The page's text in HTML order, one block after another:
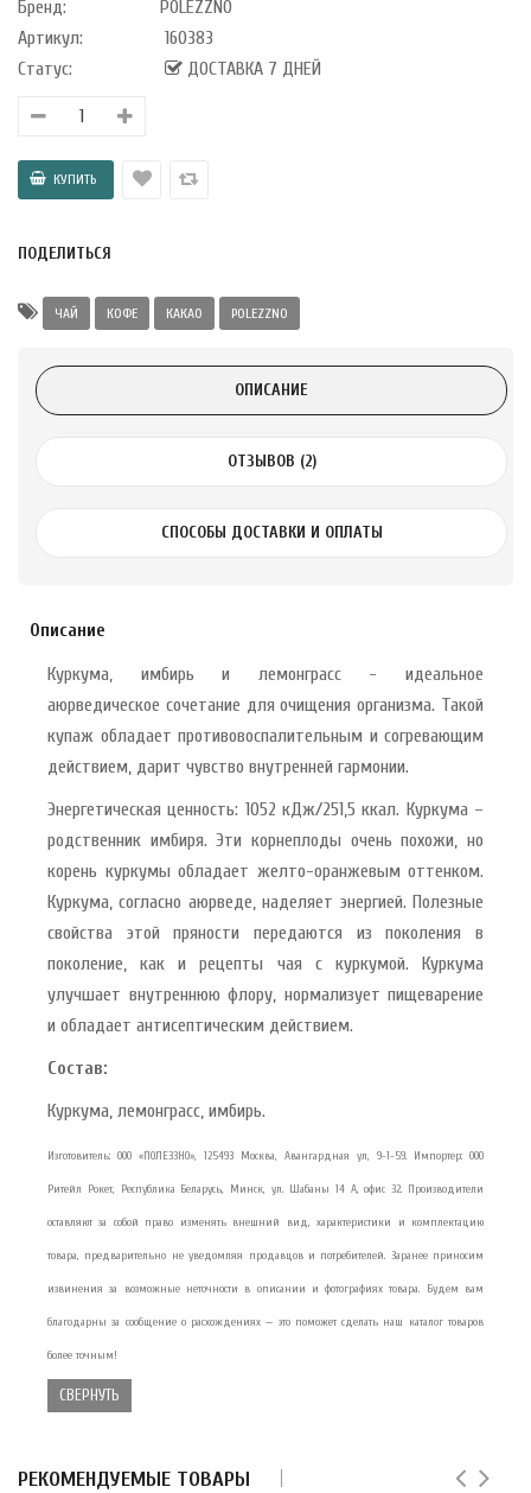
в
Укрепление
Бренд:
POLEZZNO
Артикул:
160383
Статус:
ДОСТАВКА 7 ДНЕЙ
ПОДЕЛИТЬСЯ
ЧАЙ КОФЕ КАКАО POLEZZNO
ОПИСАНИЕ
ОТЗЫВОВ (2)
СПОСОБЫ ДОСТАВКИ И ОПЛАТЫ
Описание
Куркума, имбирь и лемонграсс - идеальное
аюрведическое сочетание для очищения организма. Такой
купаж обладает противовоспалительным и согревающим
действием, дарит чувство внутренней гармонии.
Энергетическая ценность: 1052 кДж/251,5 ккал. Куркума –
родственник имбиря. Эти корнеплоды очень похожи, но
корень куркумы обладает желто-оранжевым оттенком.
Куркума, согласно аюрведе, наделяет энергией. Полезные
свойства этой пряности передаются из поколения в
поколение, как и рецепты чая с куркумой. Куркума
улучшает внутреннюю флору, нормализует пищеварение
и обладает антисептическим действием.
Состав:
Куркума, лемонграсс, имбирь.
Изготовитель: ООО «ПОЛЕЗЗНО», 125493 Москва, Авангардная ул, 9-1-59. Импортер: ООО
Ритейл Рокет, Республика Беларусь, Минск, ул. Шабаны 14 А, офис 32. Производители
оставляют за собой право изменять внешний вид, характеристики и комплектацию
товара, предварительно не уведомляя продавцов и потребителей. Заранее приносим
извинения за возможные неточности в описании и фотографиях товара. Будем вам
благодарны за сообщение о расхождениях — это поможет сделать наш каталог товаров
более точным!
СВЕРНУТЬ
РЕКОМЕНДУЕМЫЕ ТОВАРЫ